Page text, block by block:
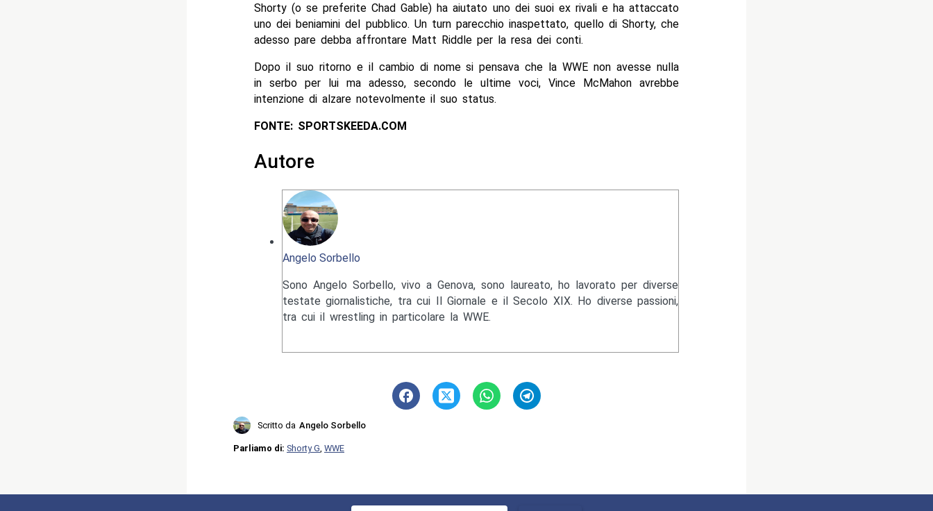
Shorty (o se preferite Chad Gable) ha aiutato uno dei suoi ex rivali e ha attaccato
uno dei beniamini del pubblico. Un turn parecchio inaspettato, quello di Shorty, che
adesso pare debba affrontare Matt Riddle per la resa dei conti.
Dopo il suo ritorno e il cambio di nome si pensava che la WWE non avesse nulla
in serbo per lui ma adesso, secondo le ultime voci, Vince McMahon avrebbe
intenzione di alzare notevolmente il suo status.
FONTE: SPORTSKEEDA.COM
Autore
Angelo Sorbello
Sono Angelo Sorbello, vivo a Genova, sono laureato, ho lavorato per diverse
testate giornalistiche, tra cui Il Giornale e il Secolo XIX. Ho diverse passioni,
tra cui il wrestling in particolare la WWE.
Scritto da Angelo Sorbello
Parliamo di: Shorty G, WWE